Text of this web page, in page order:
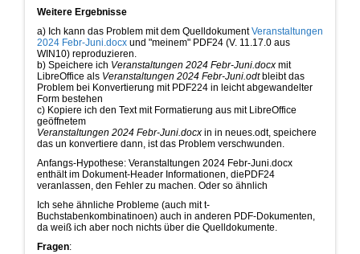
Weitere Ergebnisse
a) Ich kann das Problem mit dem QuelldokumentVeranstaltungen
2024 Febr-Juni.docx und "meinem" PDF24 (V. 11.17.0 aus
WIN10) reproduzieren.
b) Speichere ich Veranstaltungen 2024 Febr-Juni.docx mit
LibreOffice als Veranstaltungen 2024 Febr-Juni.odtbleibt das
Problem bei Konvertierung mit PDF224 in leicht abgewandelter
Form bestehen
c) Kopiere ich den Text mit Formatierung aus mit LibreOffice
geöffnetem
Veranstaltungen 2024 Febr-Juni.docx in in neues.odt, speichere
das un konvertiere dann, ist das Problem verschwunden.
Anfangs-Hypothese: Veranstaltungen 2024 Febr-Juni.docx
enthält im Dokument-Header Informationen, diePDF24
veranlassen, den Fehler zu machen. Oder so ähnlich
Ich sehe ähnliche Probleme (auch mit t-
Buchstabenkombinatinoen) auch in anderen PDF-Dokumenten,
da weiß ich aber noch nichts über die Quelldokumente.
Fragen: